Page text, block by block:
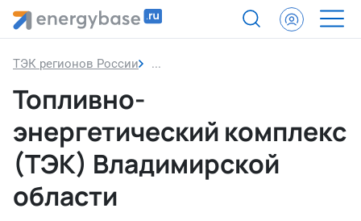
ТЭК регионов России Владимирская область
Топливно-
энергетический комплекс
(ТЭК) Владимирской
области